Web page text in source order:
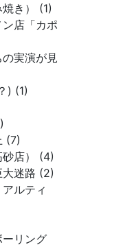
き） (1)
店「カポ
実演が見
) (1)
(7)
店） (4)
大迷路 (2)
ルティ
リング